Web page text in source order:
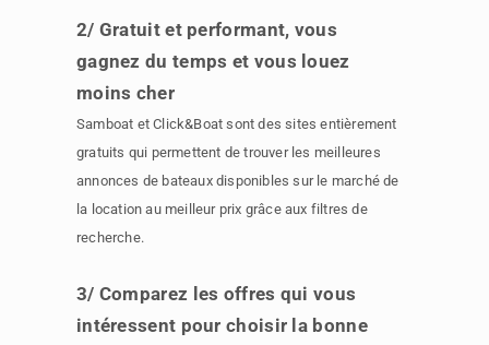
2/ Gratuit et performant, vous
gagnez du temps et vous louez
moins cher
Samboat et Click&Boat sont des sites entièrement
gratuits qui permettent de trouver les meilleures
annonces de bateaux disponibles sur le marché de
la location au meilleur prix grâce aux filtres de
recherche.
3/ Comparez les offres qui vous
intéressent pour choisir la bonne